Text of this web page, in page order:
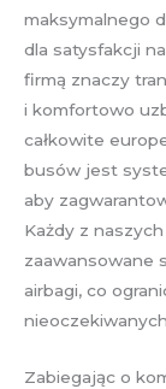
maksymalnego
dla satysfakcji
firmą znaczy
i komfortowo
całkowite
busów jest
aby
Każdy z
zaawansowane
airbagi, co
Zabiegając o